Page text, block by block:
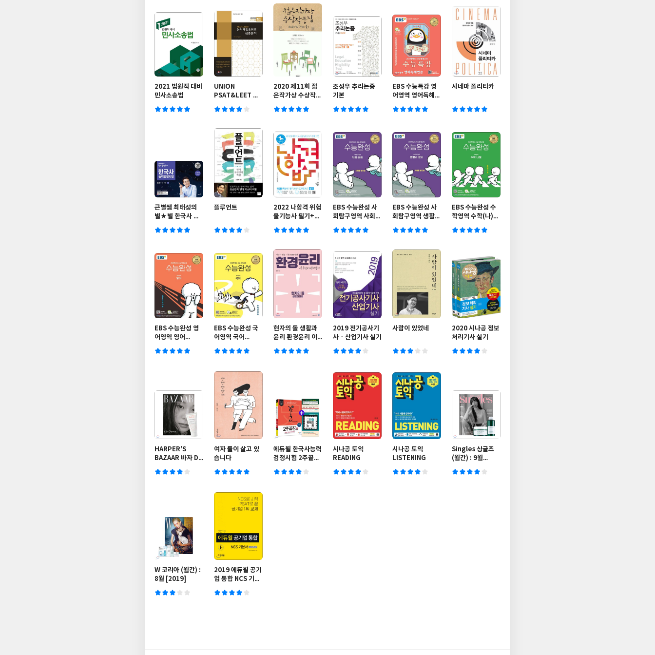
2021 법원직 대비
민사소송법
UNION
PSAT&LEET 논
분석
2020 제11회 젊
은작가상 수상작품
조성우 추리논증
기본
EBS 수능특강 영
어영역 영어독해연
시네마 폴리티카
큰별쌤 최태성의
별★별 한국사 한
심화 (상)
플루언트
2022 나합격 위험
물기능사 필기+실
EBS 수능완성 사
회탐구영역 사회·
EBS 수능완성 사
회탐구영역 생활과
EBS 수능완성 수
학영역 수학(나)
EBS 수능완성 영
어영역 영어
EBS 수능완성 국
어영역 국어
현자의 돌 생활과
윤리 환경윤리 이
이
2019 전기공사기
사ㆍ산업기사 실기
사람이 있었네
2020 시나공 정보
처리기사 실기
HARPER'S
BAZAAR 바자 D
월 [2019]
여자 둘이 살고 있
습니다
에듀윌 한국사능력
검정시험 2주끝장
시나공 토익
READING
시나공 토익
LISTENING
Singles 싱글즈
(월간) : 9월
W 코리아 (월간) :
8월 [2019]
2019 에듀윌 공기
업 통합 NCS 기본